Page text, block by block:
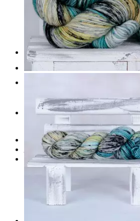
Бесплатные описания
Вязальные лайфхаки
Галерея вязаных изделий
от VizEll
Скидки
. . .
Книги по окрашиванию пряжи
Лимитированная коллекция
Пряжа ручного крашения VizEll+
- Luxury Collection
- Кид мохер, альпака
↘ KidLace, 70% Kid
↘ KidSilk, Super Kid